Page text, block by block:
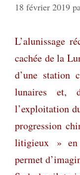
18 février 2019
L’alunissage
cachée de la
d’une station
lunaires et,
l’exploitation
progression
litigieux »
permet